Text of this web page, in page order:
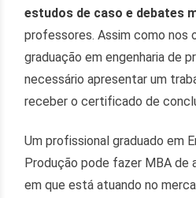
estudos de caso e debates
professores. Assim como nos
graduação em engenharia de
necessário apresentar um
receber o certificado de
Um profissional graduado em
Produção pode fazer MBA de
em que está atuando no